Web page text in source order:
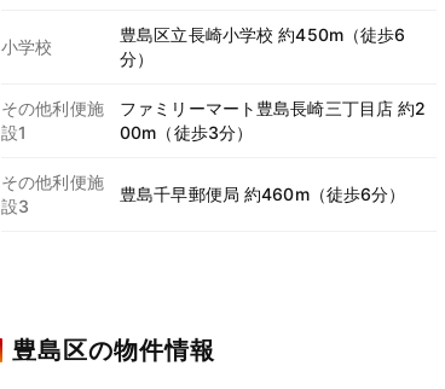
小学校
豊島区立長崎小学校 約450m（徒歩6
分）
その他利便施
設1
ファミリーマート豊島長崎三丁目店 約2
00m（徒歩3分）
その他利便施
設3
豊島千早郵便局 約460m（徒歩6分）
豊島区の物件情報